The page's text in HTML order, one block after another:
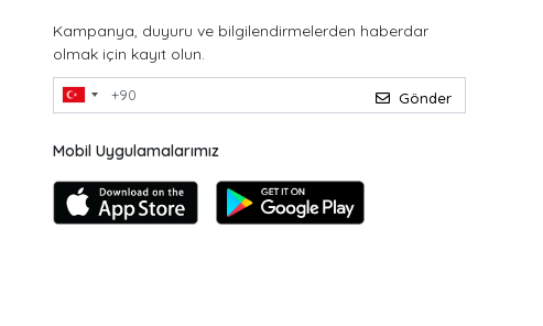
Kampanya, duyuru ve bilgilendirmelerden haberdar
olmak için kayıt olun.
Gönder
Mobil Uygulamalarımız